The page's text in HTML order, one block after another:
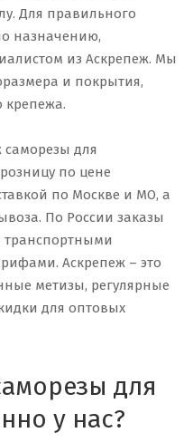
Для правильного
назначению,
из Аскрепеж. Мы
и покрытия,
крепежа.
саморезы для
по цене
по Москве и МО, а
По России заказы
транспортными
Аскрепеж – это
метизы, регулярные
для оптовых
для
у нас?